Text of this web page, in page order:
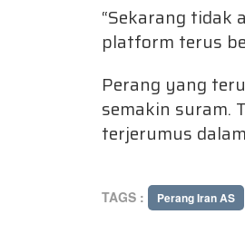
“Sekarang tidak
platform terus
Perang yang
semakin suram.
terjerumus
TAGS : Perang Iran AS